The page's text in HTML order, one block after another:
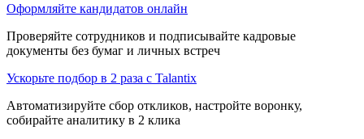
Оформляйте кандидатов онлайн
Проверяйте сотрудников и подписывайте кадровые
документы без бумаг и личных встреч
Ускорьте подбор в 2 раза с Talantix
Автоматизируйте сбор откликов, настройте воронку,
собирайте аналитику в 2 клика